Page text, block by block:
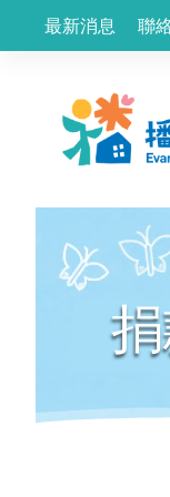
最新消息 聯